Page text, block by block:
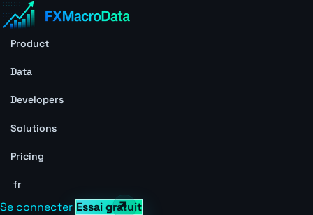
Product
Data
Developers
Solutions
Pricing
fr
Se connecter Essai gratuit